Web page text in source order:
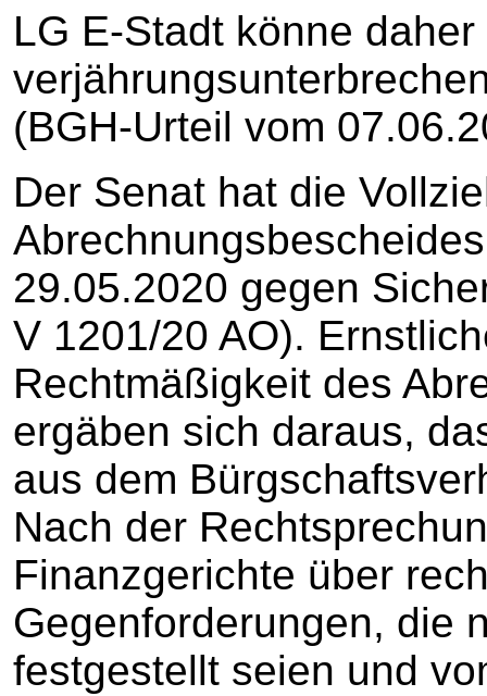
LG E-Stadt könne
(BGH-Urteil vom
Der Senat hat die
29.05.2020 gegen
V 1201/20 AO).
Rechtmäßigkeit des
ergäben sich daraus,
aus dem
Nach der
Finanzgerichte über
Gegenforderungen, die
festgestellt seien und